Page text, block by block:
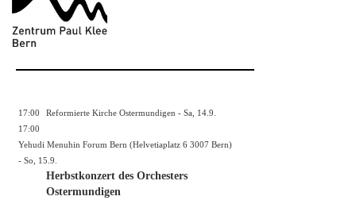
17:00
Reformierte Kirche Ostermundigen - Sa, 14.9.
17:00
Yehudi Menuhin Forum Bern (Helvetiaplatz 6 3007 Bern)
- So, 15.9.
Herbstkonzert des Orchesters
Ostermundigen